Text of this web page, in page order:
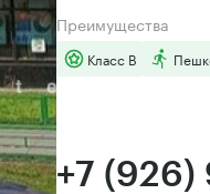
Преимущества
Класс B
+7